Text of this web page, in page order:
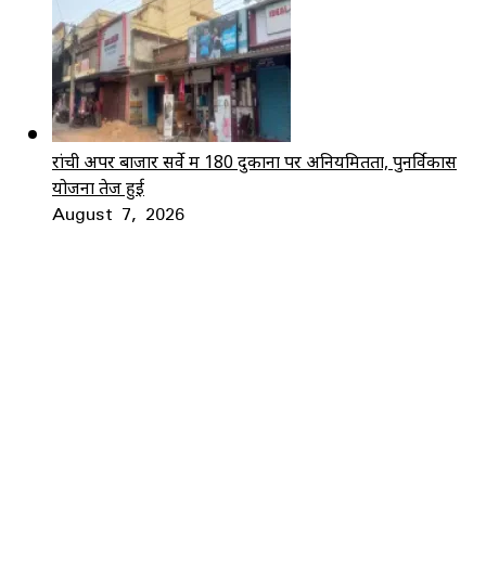
रांची अपर बाजार सर्वे में 180 दुकानों पर अनियमितता, पुनर्विकास
योजना तेज हुई
August 7, 2026